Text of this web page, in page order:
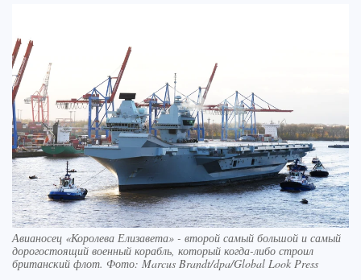
Авианосец «Королева Елизавета» - второй самый большой и самый
дорогостоящий военный корабль, который когда-либо строил
британский флот. Фото: Marcus Brandt/dpa/Global Look Press